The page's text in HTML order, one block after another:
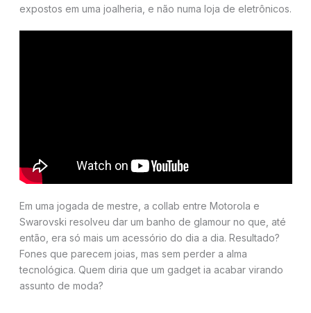
expostos em uma joalheria, e não numa loja de eletrônicos.
Em uma jogada de mestre, a collab entre Motorola e
Swarovski resolveu dar um banho de glamour no que, até
então, era só mais um acessório do dia a dia. Resultado?
Fones que parecem joias, mas sem perder a alma
tecnológica. Quem diria que um gadget ia acabar virando
assunto de moda?